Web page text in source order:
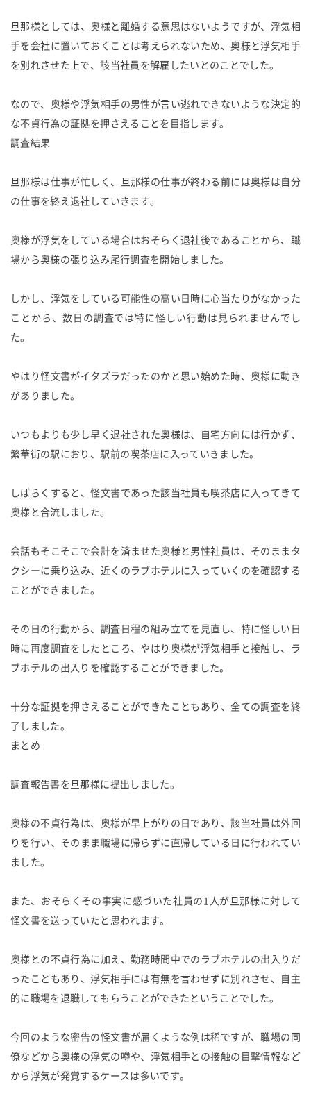
旦那様としては、奥様と離婚する意思はないようですが、浮気相
手を会社に置いておくことは考えられないため、奥様と浮気相手
を別れさせた上で、該当社員を解雇したいとのことでした。
なので、奥様や浮気相手の男性が言い逃れできないような決定的
な不貞行為の証拠を押さえることを目指します。
調査結果
旦那様は仕事が忙しく、旦那様の仕事が終わる前には奥様は自分
の仕事を終え退社していきます。
奥様が浮気をしている場合はおそらく退社後であることから、職
場から奥様の張り込み尾行調査を開始しました。
しかし、浮気をしている可能性の高い日時に心当たりがなかった
ことから、数日の調査では特に怪しい行動は見られませんでし
た。
やはり怪文書がイタズラだったのかと思い始めた時、奥様に動き
がありました。
いつもよりも少し早く退社された奥様は、自宅方向には行かず、
繁華街の駅におり、駅前の喫茶店に入っていきました。
しばらくすると、怪文書であった該当社員も喫茶店に入ってきて
奥様と合流しました。
会話もそこそこで会計を済ませた奥様と男性社員は、そのままタ
クシーに乗り込み、近くのラブホテルに入っていくのを確認する
ことができました。
その日の行動から、調査日程の組み立てを見直し、特に怪しい日
時に再度調査をしたところ、やはり奥様が浮気相手と接触し、ラ
ブホテルの出入りを確認することができました。
十分な証拠を押さえることができたこともあり、全ての調査を終
了しました。
まとめ
調査報告書を旦那様に提出しました。
奥様の不貞行為は、奥様が早上がりの日であり、該当社員は外回
りを行い、そのまま職場に帰らずに直帰している日に行われてい
ました。
また、おそらくその事実に感づいた社員の1人が旦那様に対して
怪文書を送っていたと思われます。
奥様との不貞行為に加え、勤務時間中でのラブホテルの出入りだ
ったこともあり、浮気相手には有無を言わせずに別れさせ、自主
的に職場を退職してもらうことができたということでした。
今回のような密告の怪文書が届くような例は稀ですが、職場の同
僚などから奥様の浮気の噂や、浮気相手との接触の目撃情報など
から浮気が発覚するケースは多いです。